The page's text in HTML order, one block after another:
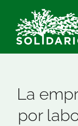
contenido
Qué hacemos
La
por